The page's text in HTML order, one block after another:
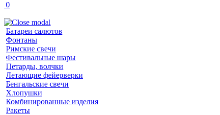
0
Батареи салютов
Фонтаны
Римские свечи
Фестивальные шары
Петарды, волчки
Летающие фейерверки
Бенгальские свечи
Хлопушки
Комбинированные изделия
Ракеты